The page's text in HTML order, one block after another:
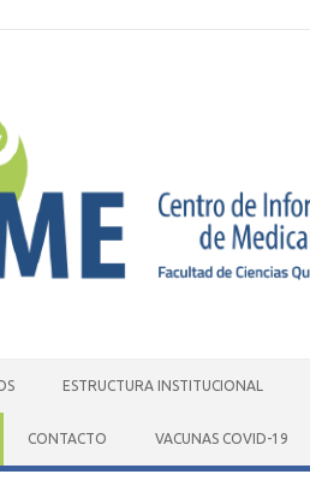
ESTRUCTURA INSTITUCIONAL
CONTACTO VACUNAS COVID-19